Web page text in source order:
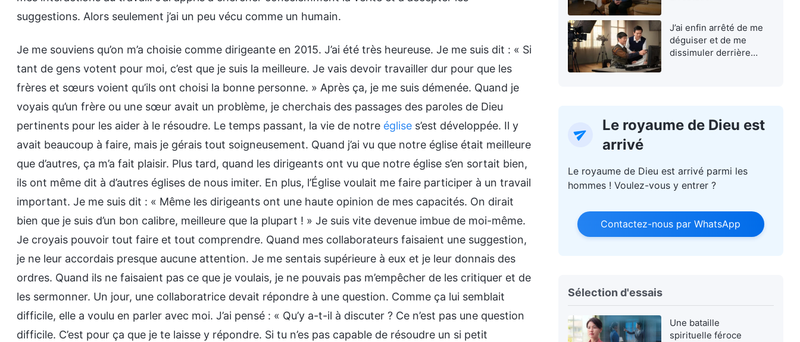
suggestions. Alors seulement j’ai un peu vécu comme un humain.
Je me souviens qu’on m’a choisie comme dirigeante en 2015. J’ai été très heureuse. Je me suis dit : « Si
tant de gens votent pour moi, c’est que je suis la meilleure. Je vais devoir travailler dur pour que les
frères et sœurs voient qu’ils ont choisi la bonne personne. » Après ça, je me suis démenée. Quand je
voyais qu’un frère ou une sœur avait un problème, je cherchais des passages des paroles de Dieu
pertinents pour les aider à le résoudre. Le temps passant, la vie de notre église s’est développée. Il y
avait beaucoup à faire, mais je gérais tout soigneusement. Quand j’ai vu que notre église était meilleure
que d’autres, ça m’a fait plaisir. Plus tard, quand les dirigeants ont vu que notre église s’en sortait bien,
ils ont même dit à d’autres églises de nous imiter. En plus, l’Église voulait me faire participer à un travail
important. Je me suis dit : « Même les dirigeants ont une haute opinion de mes capacités. On dirait
bien que je suis d’un bon calibre, meilleure que la plupart ! » Je suis vite devenue imbue de moi-même.
Je croyais pouvoir tout faire et tout comprendre. Quand mes collaborateurs faisaient une suggestion,
je ne leur accordais presque aucune attention. Je me sentais supérieure à eux et je leur donnais des
ordres. Quand ils ne faisaient pas ce que je voulais, je ne pouvais pas m’empêcher de les critiquer et de
les sermonner. Un jour, une collaboratrice devait répondre à une question. Comme ça lui semblait
difficile, elle a voulu en parler avec moi. J’ai pensé : « Qu’y a-t-il à discuter ? Ce n’est pas une question
difficile. C’est pour ça que je te laisse y répondre. Si tu n’es pas capable de résoudre un si petit
J’ai enfin arrêté de me
déguiser et de me
dissimuler derrière
Le royaume de Dieu est
arrivé
Le royaume de Dieu est arrivé parmi les
hommes ! Voulez-vous y entrer ?
Contactez-nous par WhatsApp
Sélection d'essais
Une bataille
spirituelle féroce